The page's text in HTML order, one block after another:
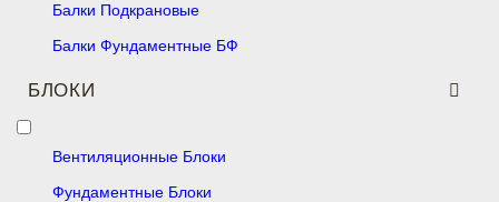
Балки Подкрановые
Балки Фундаментные БФ
БЛОКИ
Вентиляционные Блоки
Фундаментные Блоки